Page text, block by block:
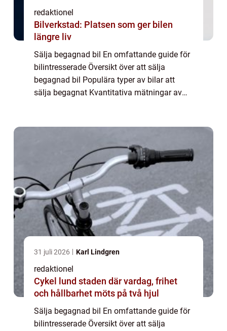
redaktionel
Bilverkstad: Platsen som ger bilen
längre liv
Sälja begagnad bil En omfattande guide för
bilintresserade Översikt över att sälja
begagnad bil Populära typer av bilar att
sälja begagnat Kvantitativa mätningar av
31 juli 2026 Karl Lindgren
redaktionel
Cykel lund staden där vardag, frihet
och hållbarhet möts på två hjul
Sälja begagnad bil En omfattande guide för
bilintresserade Översikt över att sälja